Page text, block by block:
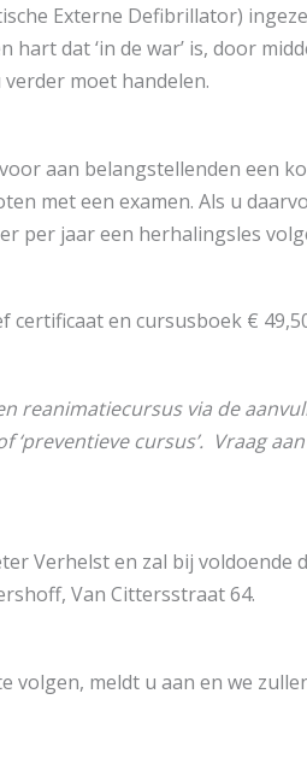
Externe Defibrillator)
dat ‘in de war’ is, door
moet handelen.
aan belangstellenden een
met een examen. Als u
per jaar een herhalingsles
certificaat en cursusboek €
reanimatiecursus via de
‘preventieve cursus’. Vraag
Verhelst en zal bij voldoende
Van Cittersstraat 64.
volgen, meldt u aan en we